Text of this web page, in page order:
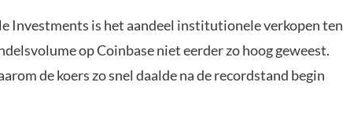
Investments is het aandeel institutionele verkopen ten
op Coinbase niet eerder zo hoog geweest.
de koers zo snel daalde na de recordstand begin